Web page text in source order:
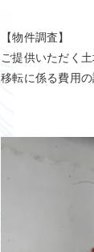
【物件調査】
ご提供いただく
移転に係る費用